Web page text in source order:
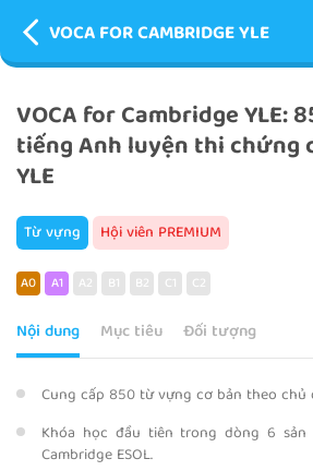
VOCA FOR CAMBRIDGE YLE
VOCA for Cambridge YLE:
tiếng Anh luyện thi chứng
YLE
Từ vựng Hội viên PREMIUM
A0 A1 A2 B1 B2 C1 C2
Nội dung Mục tiêu Đối tượng
Cung cấp 850 từ vựng cơ bản theo chủ
Khóa học đầu tiên trong dòng 6
Cambridge ESOL.